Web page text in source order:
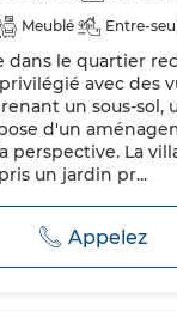
Meublé Entre-seul
Sécurité Double
le quartier
avec des
un sous-sol,
d'un
perspective. La
un jardin pr...
Appelez